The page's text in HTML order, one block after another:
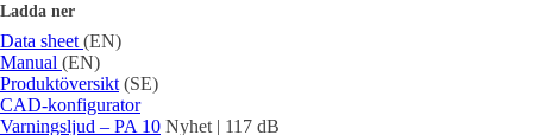
Ladda ner
Data sheet (EN)
Manual (EN)
Produktöversikt (SE)
CAD-konfigurator
Varningsljud – PA 10 Nyhet | 117 dB